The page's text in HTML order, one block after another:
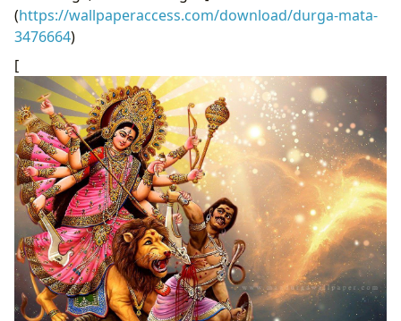
(https://wallpaperaccess.com/download/durga-mata-
3476664)
[